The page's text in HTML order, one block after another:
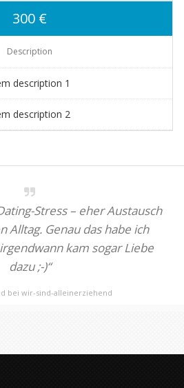
300 €
Description
description 1
description 2
Stress – eher Austausch
Alltag. Genau das habe ich
kam sogar Liebe
dazu ;-)“
bei wir-sind-alleinerziehend